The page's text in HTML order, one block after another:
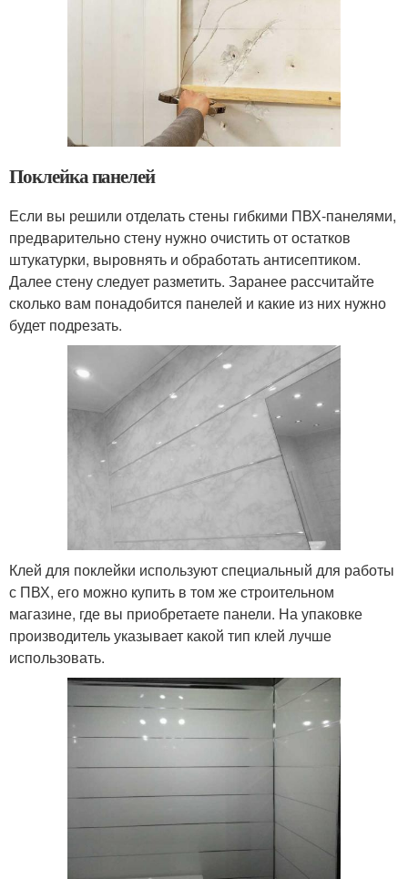
Поклейка панелей
Если вы решили отделать стены гибкими ПВХ-панелями,
предварительно стену нужно очистить от остатков
штукатурки, выровнять и обработать антисептиком.
Далее стену следует разметить. Заранее рассчитайте
сколько вам понадобится панелей и какие из них нужно
будет подрезать.
Клей для поклейки используют специальный для работы
с ПВХ, его можно купить в том же строительном
магазине, где вы приобретаете панели. На упаковке
производитель указывает какой тип клей лучше
использовать.